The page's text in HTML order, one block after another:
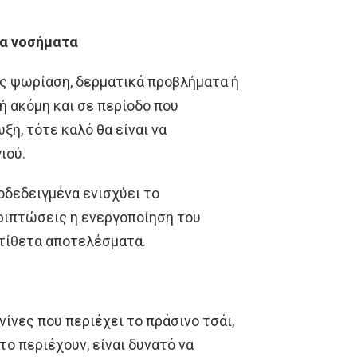
νοσήματα
ψωρίαση, δερματικά προβλήματα ή
ακόμη και σε περίοδο που
τότε καλό θα είναι να
ενισχύει το
η ενεργοποίηση του
αποτελέσματα.
που περιέχει το πράσινο τσάι,
περιέχουν, είναι δυνατό να